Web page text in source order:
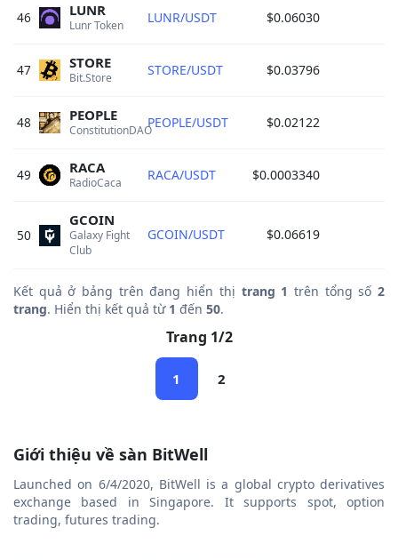
46 Lunr Token
LUNR LUNR/USDT $0.06030
47 Bit.Store
STORE STORE/USDT $0.03796
48 ConstitutionDAO
PEOPLE PEOPLE/USDT $0.02122
49 RadioCaca
RACA RACA/USDT $0.0003340
50
Galaxy Fight
Club
GCOIN
GCOIN/USDT $0.06619
Kết quả ở bảng trên đang hiển thị trang 1 trên tổng số2
trang. Hiển thị kết quả từ 1 đến 50.
Trang 1/2
1 2
Giới thiệu về sàn BitWell
Launched on 6/4/2020, BitWell is a global crypto derivatives
exchange based in Singapore. It supports spot, option
trading, futures trading.